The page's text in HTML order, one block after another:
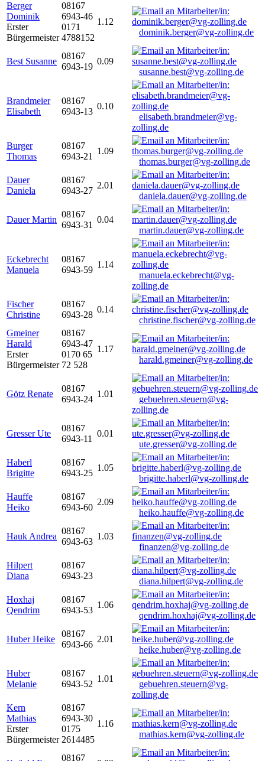
Berger
Dominik
Erster
Bürgermeister
08167
6943-46
0171
4788152
1.12
dominik.berger@vg-zolling.de
Best Susanne
08167
6943-19
0.09
susanne.best@vg-zolling.de
Brandmeier
Elisabeth
08167
6943-13
0.10
elisabeth.brandmeier@vg-
zolling.de
Burger
Thomas
08167
6943-21
1.09
thomas.burger@vg-zolling.de
Dauer
Daniela
08167
6943-27
2.01
daniela.dauer@vg-zolling.de
Dauer Martin
08167
6943-31
0.04
martin.dauer@vg-zolling.de
Eckebrecht
Manuela
08167
6943-59
1.14
manuela.eckebrecht@vg-
zolling.de
Fischer
Christine
08167
6943-28
0.14
christine.fischer@vg-zolling.de
Gmeiner
Harald
Erster
Bürgermeister
08167
6943-47
0170 65
72 528
1.17
harald.gmeiner@vg-zolling.de
Götz Renate
08167
6943-24
1.01
gebuehren.steuern@vg-
zolling.de
Gresser Ute
08167
6943-11
0.01
ute.gresser@vg-zolling.de
Haberl
Brigitte
08167
6943-25
1.05
brigitte.haberl@vg-zolling.de
Hauffe
Heiko
08167
6943-60
2.09
heiko.hauffe@vg-zolling.de
Hauk Andrea
08167
6943-63
1.03
finanzen@vg-zolling.de
Hilpert
Diana
08167
6943-23
diana.hilpert@vg-zolling.de
Hoxhaj
Qendrim
08167
6943-53
1.06
qendrim.hoxhaj@vg-zolling.de
Huber Heike
08167
6943-66
2.01
heike.huber@vg-zolling.de
Huber
Melanie
08167
6943-52
1.01
gebuehren.steuern@vg-
zolling.de
Kern
Mathias
Erster
Bürgermeister
08167
6943-30
0175
2614485
1.16
mathias.kern@vg-zolling.de
08167